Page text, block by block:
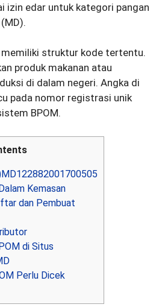
izin edar untuk kategori pangan
memiliki struktur kode tertentu.
produk makanan atau
di dalam negeri. Angka di
pada nomor registrasi unik
BPOM.
Kemasan
dan Pembuat
di Situs
Perlu Dicek